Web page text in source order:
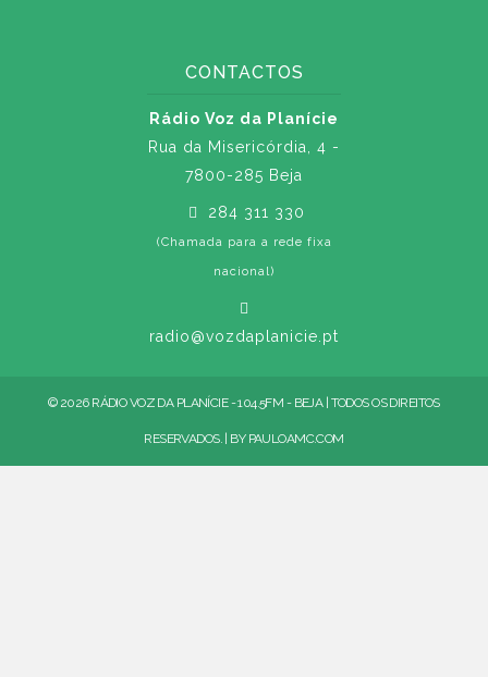
CONTACTOS
Rádio Voz da Planície
Rua da Misericórdia, 4 -
7800-285 Beja
284 311 330
(Chamada para a rede fixa
nacional)
radio@vozdaplanicie.pt
© 2026 RÁDIO VOZ DA PLANÍCIE - 104.5FM - BEJA | TODOS OS DIREITOS
RESERVADOS. | BY PAULOAMC.COM